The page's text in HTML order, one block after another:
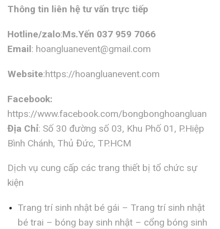
Thông tin liên hệ tư vấn trực tiếp
Hotline/zalo:Ms.Yến 037 959 7066
Email: hoangluanevent@gmail.com
Website:https://hoangluanevent.com
Facebook:
https://www.facebook.com/bongbonghoangluan
Địa Chỉ: Số 30 đường số 03, Khu Phố 01, P.Hiệp
Bình Chánh, Thủ Đức, TP.HCM
Dịch vụ cung cấp các trang thiết bị tổ chức sự
kiện
Trang trí sinh nhật bé gái – Trang trí sinh nhật
bé trai – bóng bay sinh nhật – cổng bóng sinh